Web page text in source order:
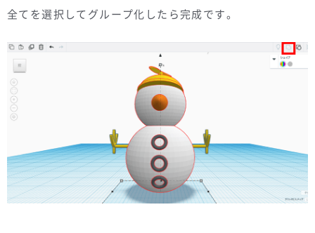
全てを選択してグループ化したら完成です。